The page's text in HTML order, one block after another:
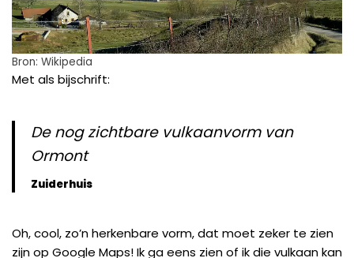
Bron: Wikipedia
Met als bijschrift:
De nog zichtbare vulkaanvorm van
Ormont
Zuiderhuis
Oh, cool, zo’n herkenbare vorm, dat moet zeker te zien
zijn op Google Maps! Ik ga eens zien of ik die vulkaan kan